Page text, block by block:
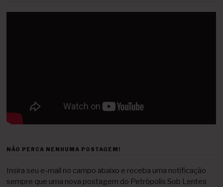
NÃO PERCA NENHUMA POSTAGEM!
Insira seu e-mail no campo abaixo e receba uma notificação
sempre que uma nova postagem do Petrópolis Sob Lentes